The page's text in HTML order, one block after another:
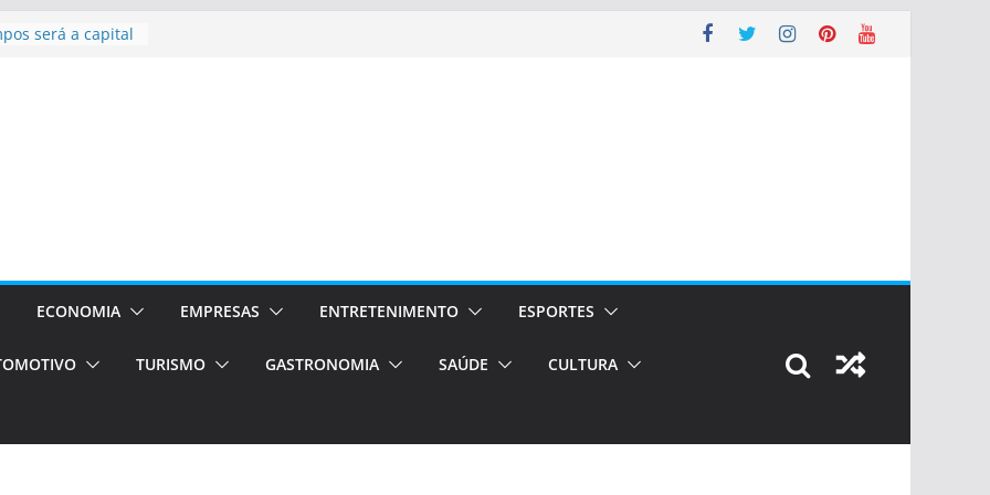
bolsas –
únicas e
volta!
Orientados
em Porto
de alto padrão
ECONOMIA EMPRESAS ENTRETENIMENTO ESPORTES
TURISMO GASTRONOMIA SAÚDE CULTURA